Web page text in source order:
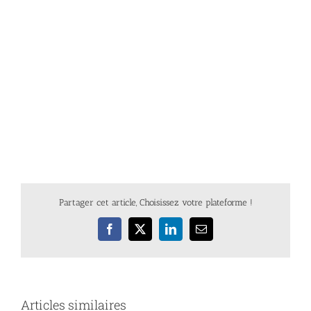
Partager cet article, Choisissez votre plateforme !
Facebook
X LinkedInEmail
Articles similaires